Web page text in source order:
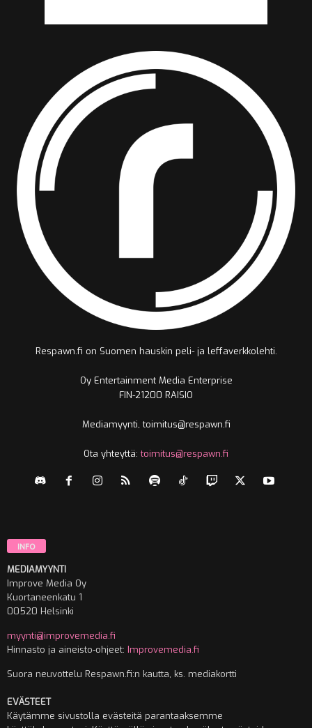
Respawn.fi on Suomen hauskin peli- ja leffaverkkolehti.
Oy Entertainment Media Enterprise
FIN-21200 RAISIO
Mediamyynti, toimitus@respawn.fi
Ota yhteyttä:toimitus@respawn.fi
INFO
MEDIAMYYNTI
Improve Media Oy
Kuortaneenkatu 1
00520 Helsinki
myynti@improvemedia.fi
Hinnasto ja aineisto-ohjeet: Improvemedia.fi
Suora neuvottelu Respawn.fi:n kautta, ks. mediakortti
EVÄSTEET
Käytämme sivustolla evästeitä parantaaksemme